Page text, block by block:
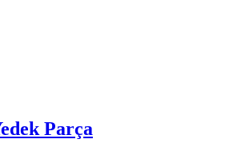
Parça